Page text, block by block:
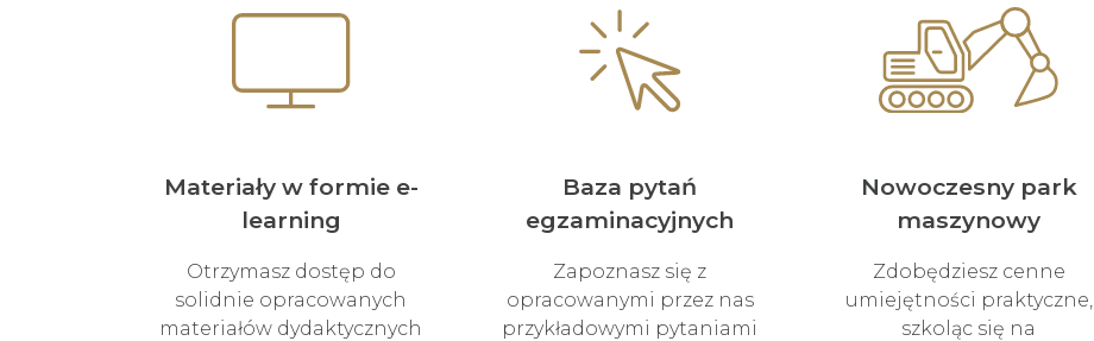
Materiały w formie e-
learning
Otrzymasz dostęp do
solidnie opracowanych
materiałów dydaktycznych
Baza pytań
egzaminacyjnych
Zapoznasz się z
opracowanymi przez nas
przykładowymi pytaniami
Nowoczesny park
maszynowy
Zdobędziesz cenne
umiejętności praktyczne,
szkoląc się na